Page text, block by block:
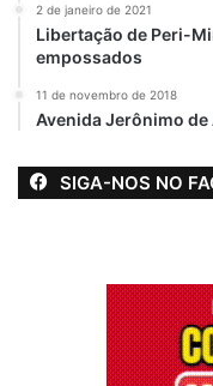
2 de janeiro de 2021
Libertação de Peri-
empossados
11 de novembro de 2018
Avenida Jerônimo
SIGA-NOS NO